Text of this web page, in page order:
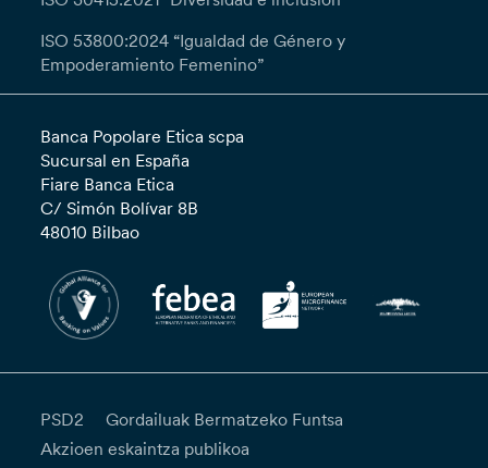
ISO 53800:2024 “Igualdad de Género y
Empoderamiento Femenino”
Banca Popolare Etica scpa
Sucursal en España
Fiare Banca Etica
C/ Simón Bolívar 8B
48010 Bilbao
PSD2
Gordailuak Bermatzeko Funtsa
Akzioen eskaintza publikoa